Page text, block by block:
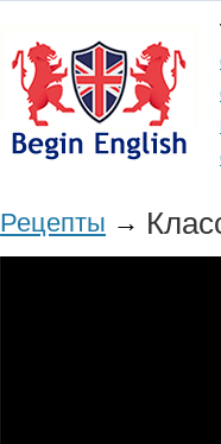
Рецепты →